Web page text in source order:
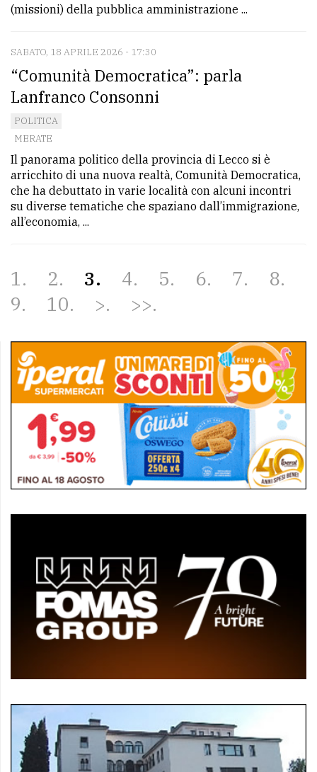
(missioni) della pubblica amministrazione ...
SABATO, 18 APRILE 2026 - 17:30
“Comunità Democratica”: parla
Lanfranco Consonni
POLITICA
MERATE
Il panorama politico della provincia di Lecco si è
arricchito di una nuova realtà, Comunità Democratica,
che ha debuttato in varie località con alcuni incontri
su diverse tematiche che spaziano dall’immigrazione,
all’economia, ...
1 2 3 4 5 6 7
8
9
10 > >>